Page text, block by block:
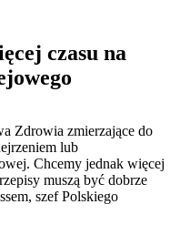
czasu na
Zdrowia zmierzające do
lub
Chcemy jednak więcej
muszą być dobrze
szef Polskiego